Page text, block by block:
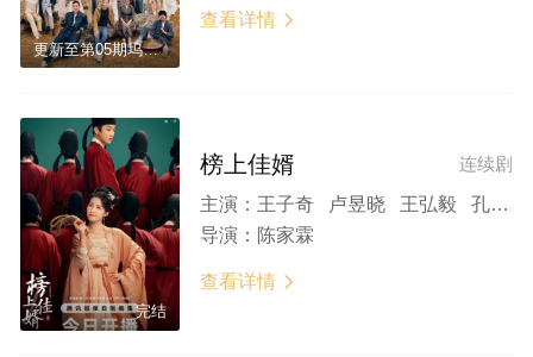
更新至第05期坞里陪你看
查看详情 
完结
连续剧
榜上佳婿
主演： 王子奇 卢昱晓 王弘毅 孔雪儿 鹤秋 杨仕泽 汪汐潮 廖慧佳 戴娇倩 何泓姗 谭凯
导演： 陈家霖
查看详情 